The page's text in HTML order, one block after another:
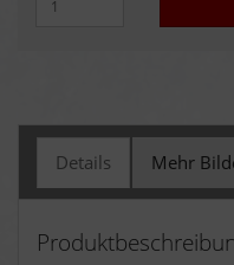
Details Mehr